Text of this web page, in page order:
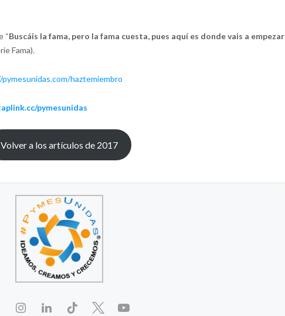
“Buscáis la fama, pero la fama cuesta, pues aquí es donde vais a empezar
Fama).
haztemiembro
pymesunidas
Volver a los artículos de 2017